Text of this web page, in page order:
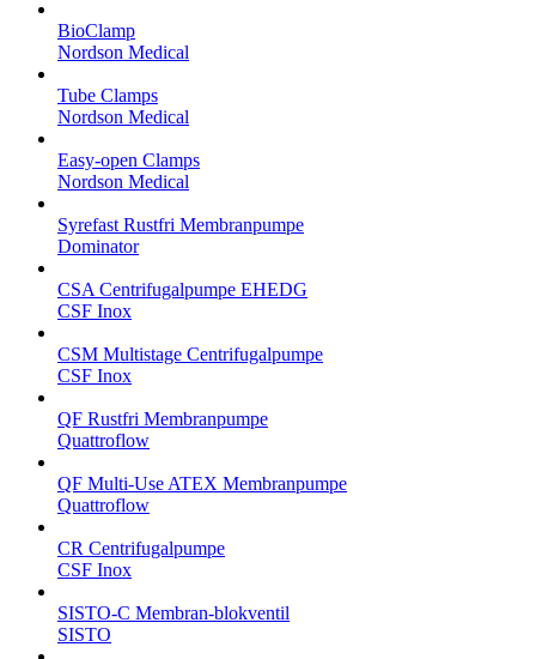
BioClamp
Nordson Medical
Tube Clamps
Nordson Medical
Easy-open Clamps
Nordson Medical
Syrefast Rustfri Membranpumpe
Dominator
CSA Centrifugalpumpe EHEDG
CSF Inox
CSM Multistage Centrifugalpumpe
CSF Inox
QF Rustfri Membranpumpe
Quattroflow
QF Multi-Use ATEX Membranpumpe
Quattroflow
CR Centrifugalpumpe
CSF Inox
SISTO-C Membran-blokventil
SISTO